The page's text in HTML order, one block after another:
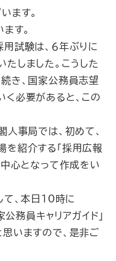
ます。
す。
試験は、６年ぶりに
しました。こうした
き、国家公務員志望
必要があると、この
事局では、初めて、
紹介する「採用広報
中心となって作成をい
て、本日10時に
務員キャリアガイド」
いますので、是非ご